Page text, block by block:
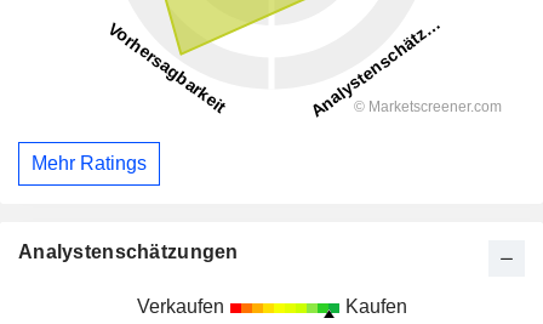
Mehr Ratings
Analystenschätzungen
Verkaufen Kaufen